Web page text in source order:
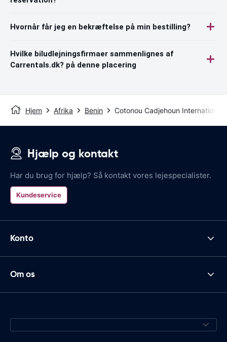
Hvornår får jeg en bekræftelse på min bestilling?
Hvilke biludlejningsfirmaer sammenlignes af
Carrentals.dk? på denne placering
Hjem Afrika Benin Cotonou Cadjehoun International
Hjælp og kontakt
Har du brug for hjælp? Så kontakt vores lejespecialister.
Kundeservice
Konto
Om os